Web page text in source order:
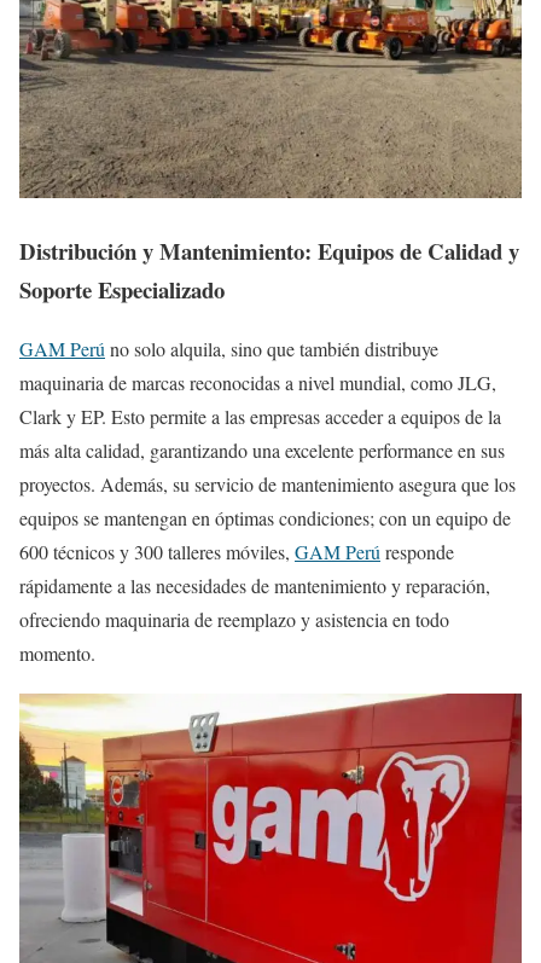
Distribución y Mantenimiento: Equipos de Calidad y
Soporte Especializado
GAM Perú no solo alquila, sino que también distribuye
maquinaria de marcas reconocidas a nivel mundial, como JLG,
Clark y EP. Esto permite a las empresas acceder a equipos de la
más alta calidad, garantizando una excelente performance en sus
proyectos. Además, su servicio de mantenimiento asegura que los
equipos se mantengan en óptimas condiciones; con un equipo de
600 técnicos y 300 talleres móviles, GAM Perú responde
rápidamente a las necesidades de mantenimiento y reparación,
ofreciendo maquinaria de reemplazo y asistencia en todo
momento.